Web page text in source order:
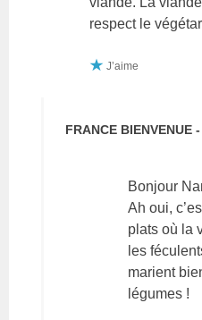
respect le
J’aime
FRANCE BIENVENUE
Bonjour
Ah oui,
plats où la
les
marient
légumes !